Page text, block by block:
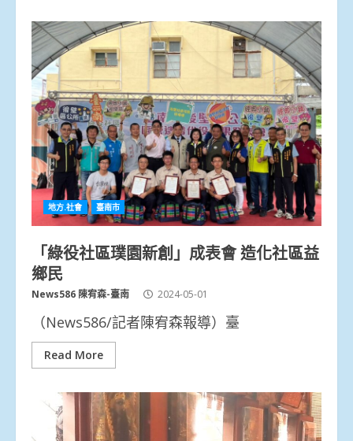
地方.社會 臺南市
「綠役社區璞園新創」成表會 造化社區益
鄉民
News586 陳宥森-臺南 2024-05-01
（News586/記者陳宥森報導）臺
Read More